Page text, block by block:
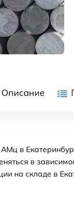
Описание
в
в
на складе в